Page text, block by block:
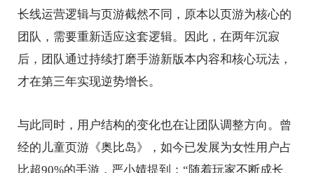
长线运营逻辑与页游截然不同，原本以页游为核心的
团队，需要重新适应这套逻辑。因此，在两年沉寂
后，团队通过持续打磨手游新版本内容和核心玩法，
才在第三年实现逆势增长。
与此同时，用户结构的变化也在让团队调整方向。曾
经的儿童页游《奥比岛》，如今已发展为女性用户占
比超90%的手游，严小婧提到：“随着玩家不断成长、